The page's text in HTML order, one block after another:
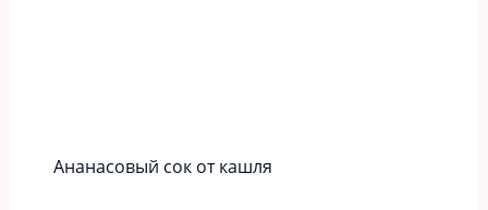
Ананасовый сок от кашля